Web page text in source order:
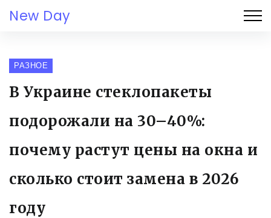
New Day
РАЗНОЕ
В Украине стеклопакеты
подорожали на 30–40%:
почему растут цены на окна и
сколько стоит замена в 2026
году